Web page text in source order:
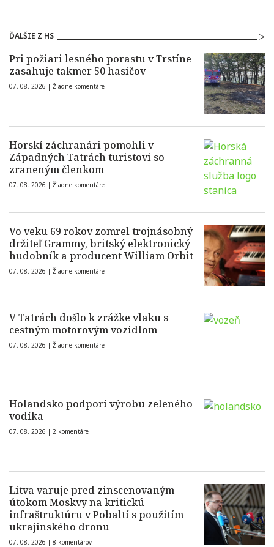
ĎALŠIE Z HS
Pri požiari lesného porastu v Trstíne
zasahuje takmer 50 hasičov
07. 08. 2026 | Žiadne komentáre
Horskí záchranári pomohli v
Západných Tatrách turistovi so
zraneným členkom
07. 08. 2026 | Žiadne komentáre
Vo veku 69 rokov zomrel trojnásobný
držiteľ Grammy, britský elektronický
hudobník a producent William Orbit
07. 08. 2026 | Žiadne komentáre
V Tatrách došlo k zrážke vlaku s
cestným motorovým vozidlom
07. 08. 2026 | Žiadne komentáre
Holandsko podporí výrobu zeleného
vodíka
07. 08. 2026 | 2 komentáre
Litva varuje pred zinscenovaným
útokom Moskvy na kritickú
infraštruktúru v Pobaltí s použitím
ukrajinského dronu
07. 08. 2026 | 8 komentárov